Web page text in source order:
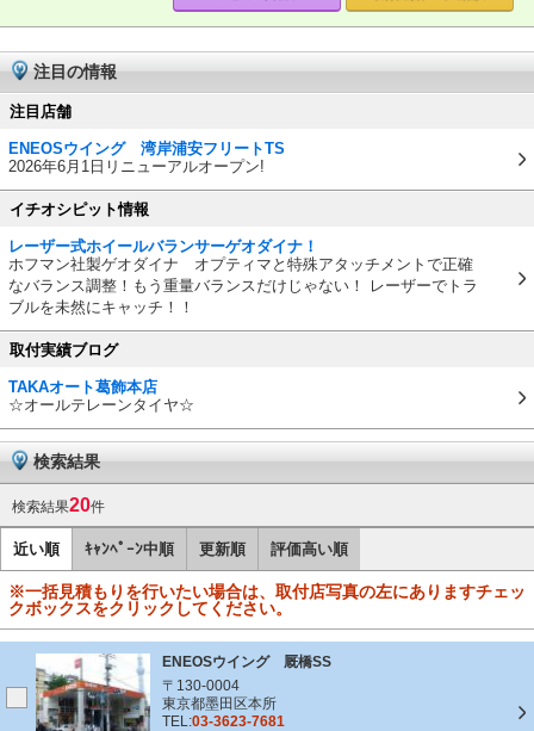
注目の情報
注目店舗
ENEOSウイング 湾岸浦安フリートTS
2026年6月1日リニューアルオープン!
イチオシピット情報
レーザー式ホイールバランサーゲオダイナ！
ホフマン社製ゲオダイナ オプティマと特殊アタッチメントで正確
なバランス調整！もう重量バランスだけじゃない！ レーザーでトラ
ブルを未然にキャッチ！！
取付実績ブログ
TAKAオート葛飾本店
☆オールテレーンタイヤ☆
検索結果
検索結果20件
近い順 ｷｬﾝﾍﾟｰﾝ中順 更新順 評価高い順
※一括見積もりを行いたい場合は、取付店写真の左にありますチェッ
クボックスをクリックしてください。
ENEOSウイング 厩橋SS
〒130-0004
東京都墨田区本所
TEL:03-3623-7681